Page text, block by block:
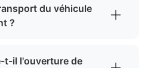
du véhicule
?
t-il l'ouverture de